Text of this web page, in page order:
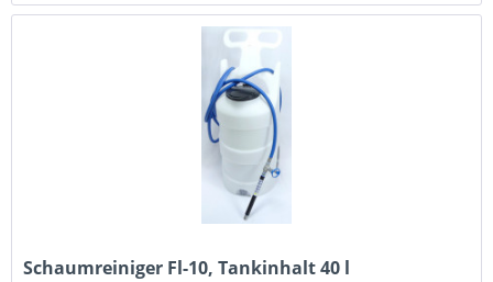
Schaumreiniger Fl-10, Tankinhalt 40 l